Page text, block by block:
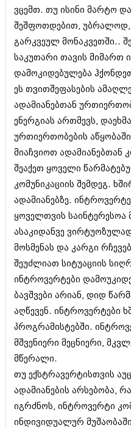
ვცემთ. თუ ისინი მარტო
შეშფოთდებით, უბრალოდ,
გარკვეულ მონაკვეთში..
საკუთარი თავის მიმართ
დამოკიდებულება
ეს თვითშეფასების
ადამიანებთან
ენერგიას ართმევს,
ურთიერთობების
მიაჩვიოთ ადამიანებთან
შეაქეთ ყოველი
კომუნიკაციის შემდეგ.
ადამიანებზე.
ყოველთვის საინტერესოა
ასაკიდანვე
მოსმენას და კარგი
შეუძლიათ სიტუაციის
ინტროვერტები
ბავშვები არიან, დიდ
აღწევენ. ინტროვერტები
პროგრამისტებში.
მშვენიერი მეცნიერი,
მწერალი.
თუ ექსტრავერტისთვის
ადამიანების არსებობა,
იგრძნოს, ინტროვერტი
ინდივიდუალურ